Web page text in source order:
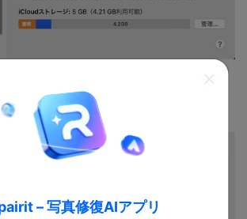
– 写真修復AIアプリ
されますので「コピーを残す」を選